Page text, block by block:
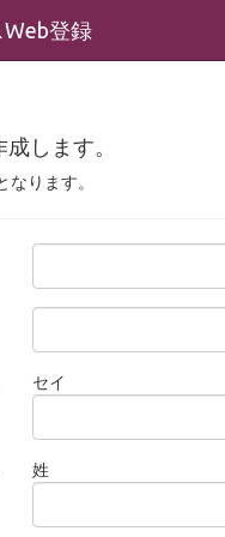
登録
します。
ります。
セイ
姓